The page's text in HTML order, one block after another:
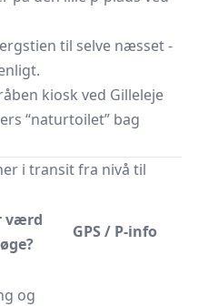
til selve næsset -
kiosk ved Gilleleje
“naturtoilet” bag
i transit fra nivå til
værd
GPS / P-info
og